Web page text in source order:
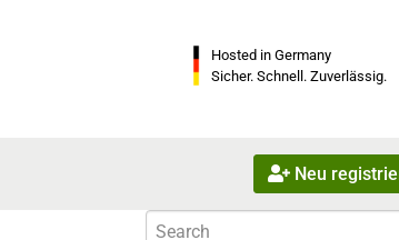
Hosted in Germany
Sicher. Schnell. Zuverlässig.
Neu